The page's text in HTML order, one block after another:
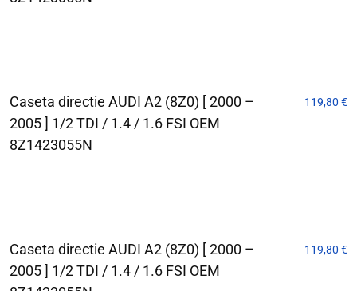
Caseta directie AUDI A2 (8Z0) [ 2000 –
2005 ] 1/2 TDI / 1.4 / 1.6 FSI OEM
8Z1423055N
119,80 €
Caseta directie AUDI A2 (8Z0) [ 2000 –
2005 ] 1/2 TDI / 1.4 / 1.6 FSI OEM
119,80 €